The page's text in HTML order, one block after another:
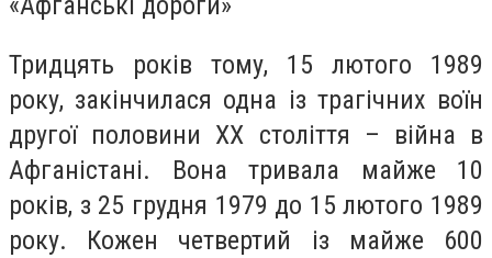
Тридцять років тому, 15 лютого 1989
року, закінчилася одна із трагічних воїн
другої половини ХХ століття – війна в
Афганістані. Вона тривала майже 10
років, з 25 грудня 1979 до 15 лютого 1989
року. Кожен четвертий із майже 600